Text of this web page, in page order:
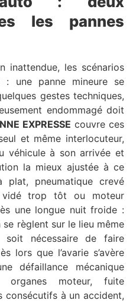
les pannes
inattendue, les scénarios
: une panne mineure se
gestes techniques,
endommagé doit
EXPRESSE couvre ces
et même interlocuteur,
véhicule à son arrivée et
la mieux ajustée à ce
plat, pneumatique crevé
vidé trop tôt ou moteur
une longue nuit froide :
règlent sur le lieu même
soit nécessaire de faire
lors que l’avarie s’avère
défaillance mécanique
organes moteur, fuite
consécutifs à un accident,